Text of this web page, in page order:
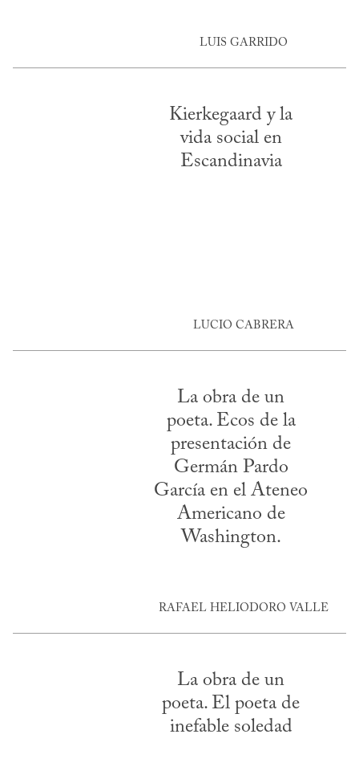
LUIS GARRIDO
Kierkegaard y la
vida social en
Escandinavia
LUCIO CABRERA
La obra de un
poeta. Ecos de la
presentación de
Germán Pardo
García en el Ateneo
Americano de
Washington.
RAFAEL HELIODORO VALLE
La obra de un
poeta. El poeta de
inefable soledad